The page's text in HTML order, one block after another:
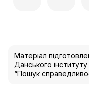
Матеріал
Данського
“Пошук